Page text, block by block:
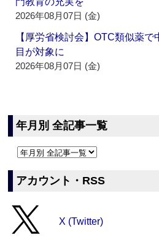
2026年08月07日 (金)
【厚労省検討会】OTC類似薬
目が対象に
2026年08月07日 (金)
年月別 全記事一覧
アカウント・RSS
X (Twitter)